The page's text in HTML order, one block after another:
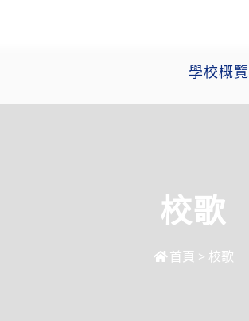
學校概覽
校歌
首頁 > 校歌